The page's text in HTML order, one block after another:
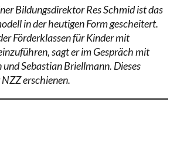
Bildungsdirektor Res Schmid ist das
in der heutigen Form gescheitert.
Förderklassen für Kinder mit
sagt er im Gespräch mit
Sebastian Briellmann. Dieses
erschienen.